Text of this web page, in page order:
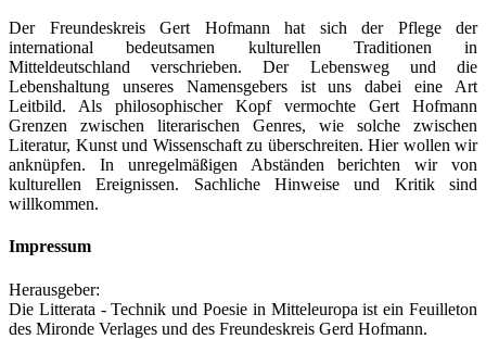
Der Freundeskreis Gert Hofmann hat sich der Pflege der
international bedeutsamen kulturellen Traditionen in
Mitteldeutschland verschrieben. Der Lebensweg und die
Lebenshaltung unseres Namensgebers ist uns dabei eine Art
Leitbild. Als philosophischer Kopf vermochte Gert Hofmann
Grenzen zwischen literarischen Genres, wie solche zwischen
Literatur, Kunst und Wissenschaft zu überschreiten. Hier wollen wir
anknüpfen. In unregelmäßigen Abständen berichten wir von
kulturellen Ereignissen. Sachliche Hinweise und Kritik sind
willkommen.
Impressum
Herausgeber:
Die Litterata - Technik und Poesie in Mitteleuropa ist ein Feuilleton
des Mironde Verlages und des Freundeskreis Gerd Hofmann.